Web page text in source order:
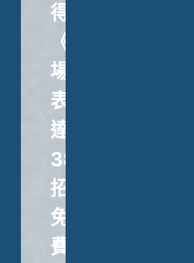
得
《職
場
表
達
38
招》、
免
費